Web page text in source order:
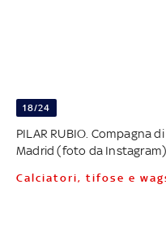
18/24
PILAR RUBIO. Compagna
Madrid (foto da
Calciatori, tifose e